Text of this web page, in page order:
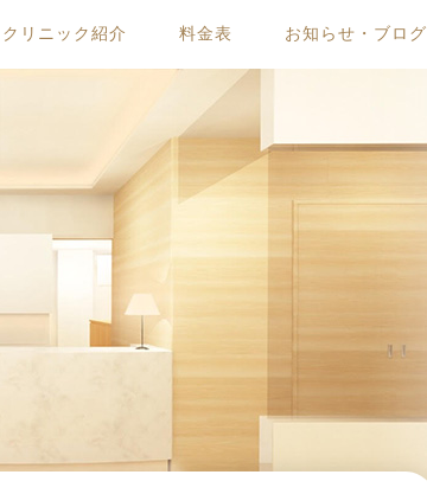
クリニック紹介 料金表 お知らせ・ブログ